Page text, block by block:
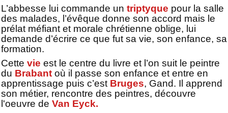
L’abbesse lui commande un triptyque pour la salle
des malades, l’évêque donne son accord mais le
prélat méfiant et morale chrétienne oblige, lui
demande d’écrire ce que fut sa vie, son enfance, sa
formation.
Cette vie est le centre du livre et l’on suit le peintre
du Brabant où il passe son enfance et entre en
apprentissage puis c’est Bruges, Gand. Il apprend
son métier, rencontre des peintres, découvre
l'oeuvre de Van Eyck.